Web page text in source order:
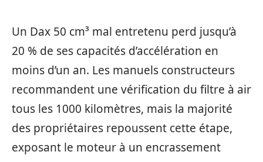
Un Dax 50 cm³ mal entretenu perd jusqu’à
20 % de ses capacités d’accélération en
moins d’un an. Les manuels constructeurs
recommandent une vérification du filtre à air
tous les 1000 kilomètres, mais la majorité
des propriétaires repoussent cette étape,
exposant le moteur à un encrassement